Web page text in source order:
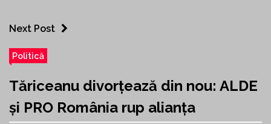
Next Post
Politică
Tăriceanu divorțează din nou: ALDE
și PRO România rup alianța